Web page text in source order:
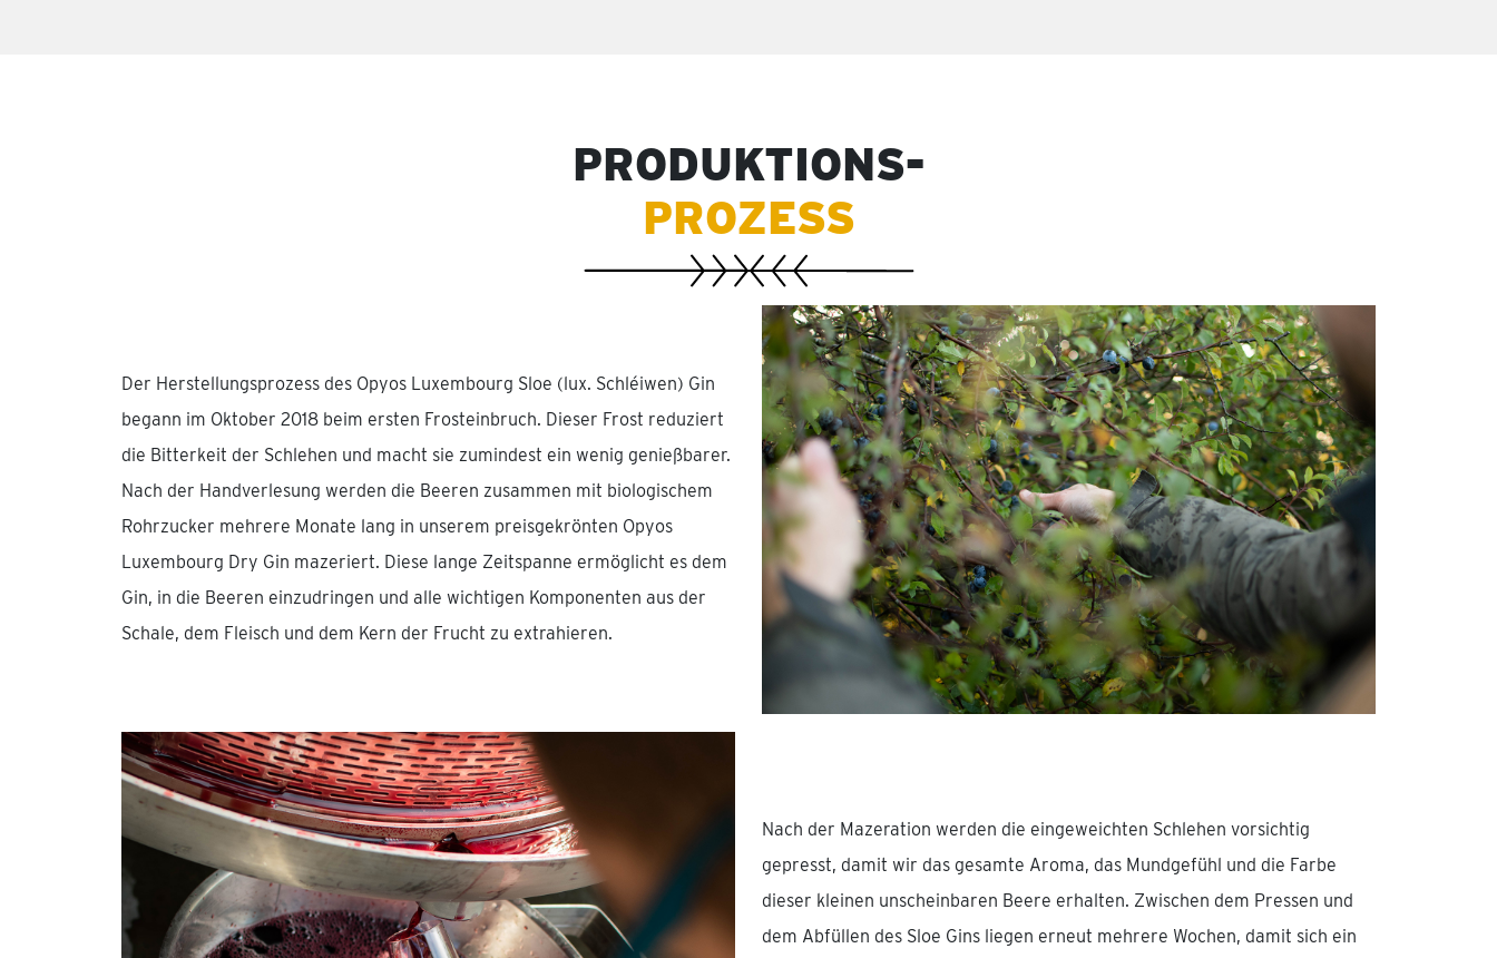
PRODUKTIONS-
PROZESS
Der Herstellungsprozess des Opyos Luxembourg Sloe (lux. Schléiwen) Gin
begann im Oktober 2018 beim ersten Frosteinbruch. Dieser Frost reduziert
die Bitterkeit der Schlehen und macht sie zumindest ein wenig genießbarer.
Nach der Handverlesung werden die Beeren zusammen mit biologischem
Rohrzucker mehrere Monate lang in unserem preisgekrönten Opyos
Luxembourg Dry Gin mazeriert. Diese lange Zeitspanne ermöglicht es dem
Gin, in die Beeren einzudringen und alle wichtigen Komponenten aus der
Schale, dem Fleisch und dem Kern der Frucht zu extrahieren.
Nach der Mazeration werden die eingeweichten Schlehen vorsichtig
gepresst, damit wir das gesamte Aroma, das Mundgefühl und die Farbe
dieser kleinen unscheinbaren Beere erhalten. Zwischen dem Pressen und
dem Abfüllen des Sloe Gins liegen erneut mehrere Wochen, damit sich ein